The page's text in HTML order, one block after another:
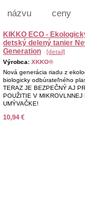
názvu ceny
KIKKO ECO -
detský delený tanier
Generation
[detail]
Výrobca: XKKO®
Nová generácia riadu z
biologicky odbúrateľného
TERAZ JE BEZPEČNÝ AJ
POUŽITIE V MIKROVLNNEJ
UMÝVAČKE!
10,94 €